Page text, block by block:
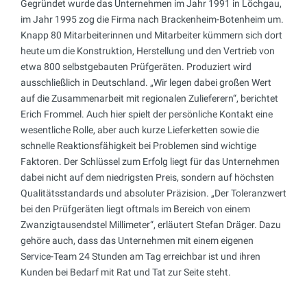
Gegründet wurde das Unternehmen im Jahr 1991 in Löchgau,
im Jahr 1995 zog die Firma nach Brackenheim-Botenheim um.
Knapp 80 Mitarbeiterinnen und Mitarbeiter kümmern sich dort
heute um die Konstruktion, Herstellung und den Vertrieb von
etwa 800 selbstgebauten Prüfgeräten. Produziert wird
ausschließlich in Deutschland. „Wir legen dabei großen Wert
auf die Zusammenarbeit mit regionalen Zulieferern“, berichtet
Erich Frommel. Auch hier spielt der persönliche Kontakt eine
wesentliche Rolle, aber auch kurze Lieferketten sowie die
schnelle Reaktionsfähigkeit bei Problemen sind wichtige
Faktoren. Der Schlüssel zum Erfolg liegt für das Unternehmen
dabei nicht auf dem niedrigsten Preis, sondern auf höchsten
Qualitätsstandards und absoluter Präzision. „Der Toleranzwert
bei den Prüfgeräten liegt oftmals im Bereich von einem
Zwanzigtausendstel Millimeter“, erläutert Stefan Dräger. Dazu
gehöre auch, dass das Unternehmen mit einem eigenen
Service-Team 24 Stunden am Tag erreichbar ist und ihren
Kunden bei Bedarf mit Rat und Tat zur Seite steht.